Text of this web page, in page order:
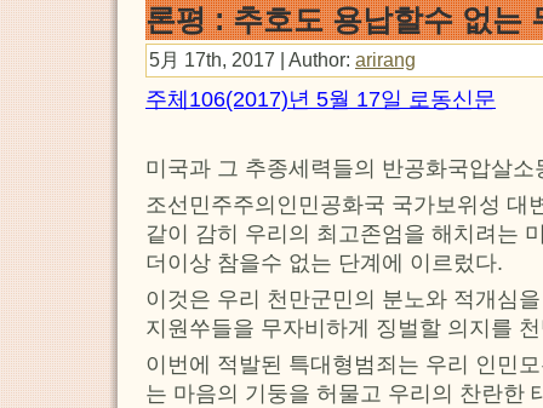
론평 : 추호도 용납할수 없는
5月 17th, 2017 | Author: arirang
주체106(2017)년 5월 17일 로동신문
미국과 그 추종세력들의 반공화국압살
조선민주주의인민공화국 국가보위성 대
같이 감히 우리의 최고존엄을 해치려는
더이상 참을수 없는 단계에 이르렀다.
이것은 우리 천만군민의 분노와 적개심
지원쑤들을 무자비하게 징벌할 의지를
이번에 적발된 특대형범죄는 우리 인민
는 마음의 기둥을 허물고 우리의 찬란한